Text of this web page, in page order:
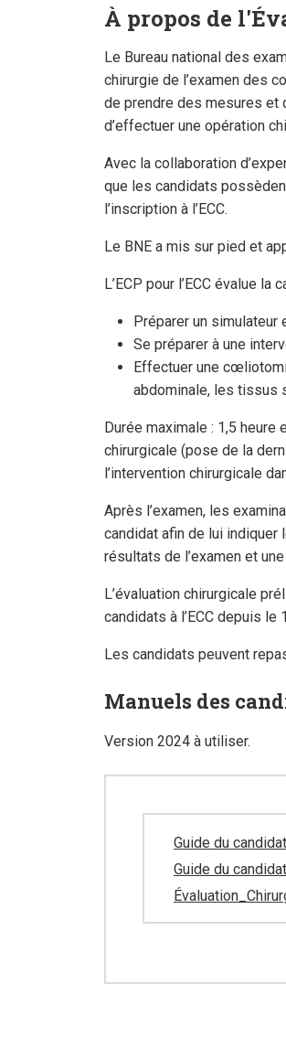
À propos de
Le Bureau national des
chirurgie de l’examen des
de prendre des mesures et
d’effectuer une opération
Avec la collaboration
que les candidats
l’inscription à l’ECC.
Le BNE a mis sur pied et
L’ECP pour l’ECC évalue la
Préparer un simulateur
Se préparer à une
Effectuer une
abdominale, les tissus
Durée maximale : 1,5 heure
chirurgicale (pose de la
l’intervention chirurgicale
Après l’examen, les
candidat afin de lui indiquer
résultats de l’examen et
L’évaluation chirurgicale
candidats à l’ECC depuis le 1
Les candidats peuvent
Manuels des
Version 2024 à utiliser.
Guide du
Guide du